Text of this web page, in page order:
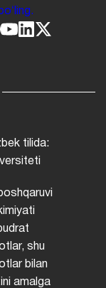
tilida:
shu
bilan
amalga